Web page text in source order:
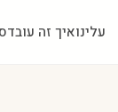
עלינואיך זה עובד